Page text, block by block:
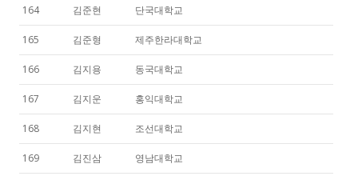
164 김준현 단국대학교
165 김준형 제주한라대학교
166 김지용 동국대학교
167 김지운 홍익대학교
168 김지현 조선대학교
169 김진삼 영남대학교